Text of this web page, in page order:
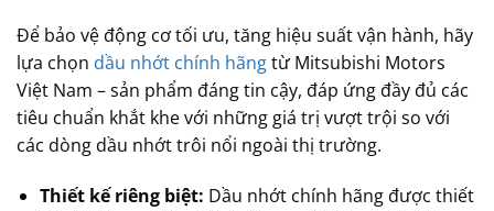
Để bảo vệ động cơ tối ưu, tăng hiệu suất vận hành, hãy
lựa chọn dầu nhớt chính hãngtừ Mitsubishi Motors
Việt Nam – sản phẩm đáng tin cậy, đáp ứng đầy đủ các
tiêu chuẩn khắt khe với những giá trị vượt trội so với
các dòng dầu nhớt trôi nổi ngoài thị trường.
Thiết kế riêng biệt: Dầu nhớt chính hãng được thiết